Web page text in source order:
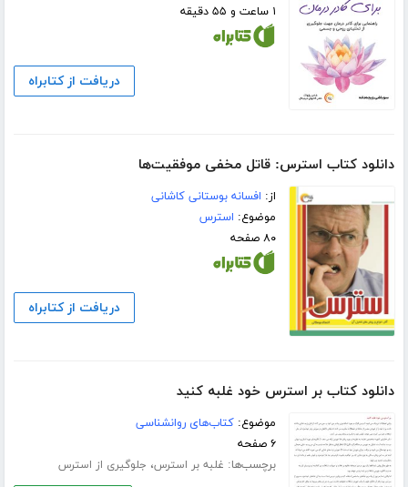
۱ ساعت و ۵۵ دقیقه
دریافت از کتابراه
دانلود کتاب استرس: قاتل مخفی موفقیت‌ها
از: افسانه بوستانی کاشانی
موضوع: استرس
۸۰ صفحه
دریافت از کتابراه
دانلود کتاب بر استرس خود غلبه کنید
موضوع:کتاب‌های روانشناسی
۶ صفحه
برچسب‌ها: غلبه بر استرس، جلوگیری از استرس